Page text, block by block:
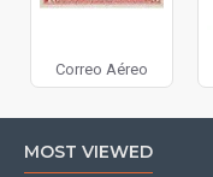
Correo Aéreo
MOST VIEWED